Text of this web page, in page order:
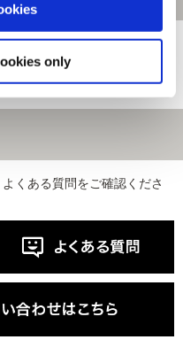
only
あります
くある質問をご確認くださ